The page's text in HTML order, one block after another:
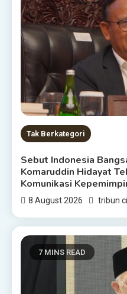
Tak Berkategori
Sebut Indonesia
Komaruddin Hidayat
Komunikasi
8 August 2026 tribun
7 MINS READ